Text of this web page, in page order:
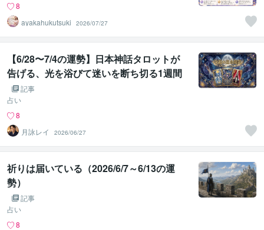
8
ayakahukutsuki
2026/07/27
【6/28〜7/4の運勢】日本神話タロットが
告げる、光を浴びて迷いを断ち切る1週間
｜誕生月別ランキング付き！
記事
占い
8
月詠レイ
2026/06/27
祈りは届いている（2026/6/7～6/13の運
勢）
記事
占い
8